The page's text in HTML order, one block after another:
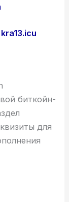
kra13.icu
биткойн-
для